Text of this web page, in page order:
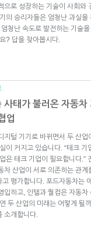
으로 성장하는 기술이 사회와
의 승리자들은 엄청난 과실을
청난 속도로 발전하는 기술
? 답을 찾아봅시다.
사태가 불러온 자동차
업
지털 기기로 바뀌면서 두 산업
이 커지고 있습니다. “테크 기
은 테크 기업이 필요합니다.”
차 산업이 서로 의존하는 관계
고 평가합니다. 포드자동차는
입하고, 인텔과 퀄컴은 자동차
두 산업의 미래는 어떻게 될
소개합니다.